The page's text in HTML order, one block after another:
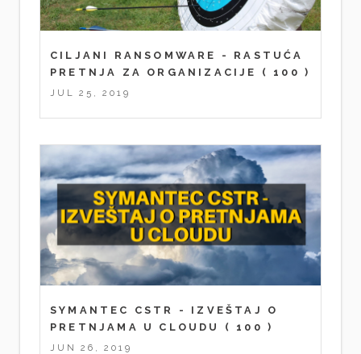
CILJANI RANSOMWARE - RASTUĆA
PRETNJA ZA ORGANIZACIJE
( 100 )
JUL 25, 2019
SYMANTEC CSTR - IZVEŠTAJ O
PRETNJAMA U CLOUDU
( 100 )
JUN 26, 2019